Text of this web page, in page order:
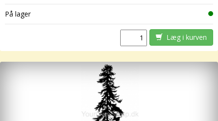
På lager
Læg i kurven